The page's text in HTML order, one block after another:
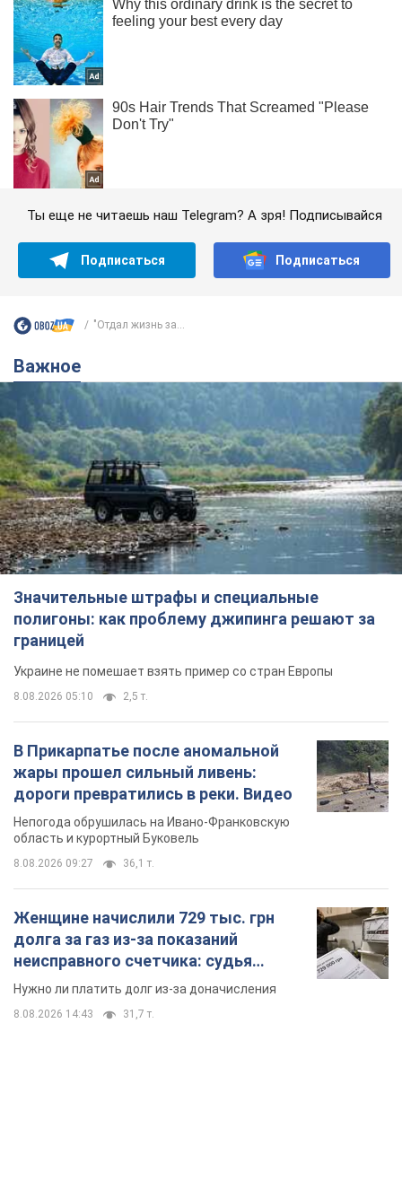
Ты еще не читаешь наш Telegram? А зря! Подписывайся
Подписаться Подписаться
"Отдал жизнь за...
Важное
Значительные штрафы и специальные
полигоны: как проблему джипинга решают за
границей
Украине не помешает взять пример со стран Европы
8.08.2026 05:10 2,5 т.
В Прикарпатье после аномальной
жары прошел сильный ливень:
дороги превратились в реки. Видео
Непогода обрушилась на Ивано-Франковскую
область и курортный Буковель
8.08.2026 09:27 36,1 т.
Женщине начислили 729 тыс. грн
долга за газ из-за показаний
неисправного счетчика: судья
вынес неожиданное решение
Нужно ли платить долг из-за доначисления
8.08.2026 14:43 31,7 т.